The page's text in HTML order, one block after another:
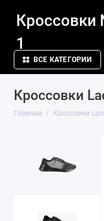
1
ВСЕ КАТЕГОРИИ
Кроссовки
Главная Кроссовки